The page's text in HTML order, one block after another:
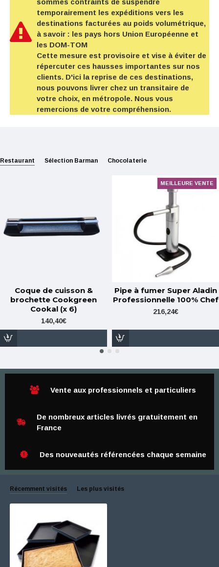
sommes contraints de suspendre
temporairement les expéditions vers les
destinations facturées au poids volumétrique,
à savoir : les pays hors Union Européenne et
les DOM-TOM
Cette mesure est provisoire et vise à éviter de
répercuter ces hausses importantes sur nos
clients. D'ici la reprise de ces destinations,
nous pouvons livrer chez un transitaire de
votre choix, en métropole. Nous vous
remercions de votre compréhension.
Restaurant Sélection Barman Chocolaterie
Coque de cuisson &
brochette Cookgreen
Cookal (x 6)
140,40€
MEILLEURE VENTE
Pipe à fumer Super Aladin
Professionnelle 100% Chef
216,24€
Vente aux professionnels et particuliers
De nombreux articles livrés gratuitement en
France
Des nouveautés référencées chaque semaine
Récemment visités Les plus visités